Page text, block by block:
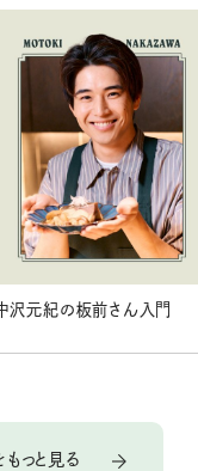
沢元紀の板前さん入門
っと見る